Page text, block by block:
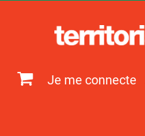
Je me connecte